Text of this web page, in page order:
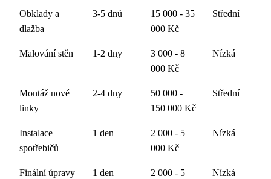
Obklady a
dlažba
3-5 dnů
15 000 - 35
000 Kč
Střední
Malování stěn 1-2 dny
3 000 - 8
000 Kč
Nízká
Montáž nové
linky
2-4 dny
50 000 -
150 000 Kč
Střední
Instalace
spotřebičů
1 den
2 000 - 5
000 Kč
Nízká
Finální úpravy 1 den
2 000 - 5
Nízká